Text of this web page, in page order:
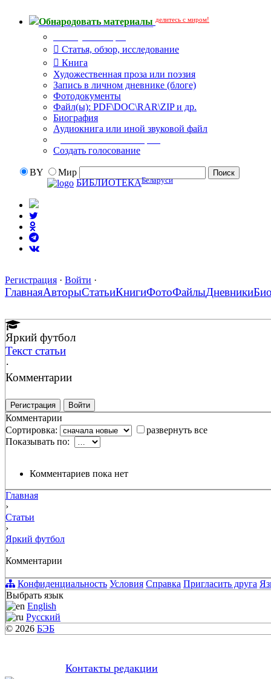
Обнародовать материалы делитесь с миром!
Статья, обзор, исследование
Книга
Художественная проза или поэзия
Запись в личном дневнике (блоге)
Фотодокументы
Файл(ы): PDF\DOC\RAR\ZIP и др.
Биография
Аудиокнига или иной звуковой файл
Создать голосование
BY
Мир
БИБЛИОТЕКАБеларуси
Регистрация · Войти ·
ГлавнаяАвторыСтатьиКнигиФотоФайлыДневники
Яркий футбол
Текст статьи
·
Комментарии
Регистрация Войти
Комментарии
Сортировка:
развернуть все
Показывать по:
Комментариев пока нет
Главная
›
Статьи
›
Яркий футбол
›
Комментарии
Конфиденциальность Условия Справка Пригласить друга
Выбрать язык
English
Русский
© 2026 БЭБ
Контакты редакции